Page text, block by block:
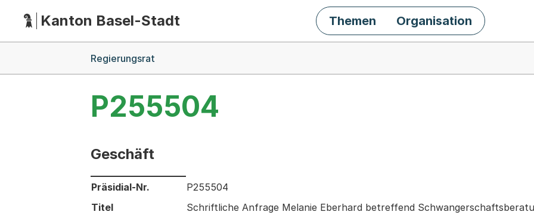
HauptnavigationKanton Basel-Stadt Themen Organisation
Regierungsrat
P255504
Geschäft
Informationen zum Ausgewählten Geschäft
Präsidial-Nr.
P255504
Titel
Schriftliche Anfrage Melanie Eberhard betreffend